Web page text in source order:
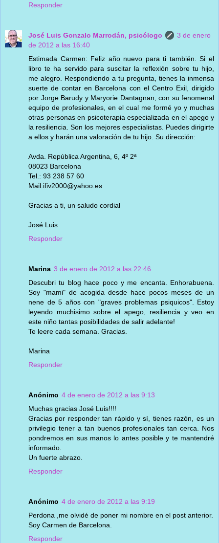
Responder
José Luis Gonzalo Marrodán, psicólogo
3 de enero
de 2012 a las 16:40
Estimada Carmen: Feliz año nuevo para ti también. Si el
libro te ha servido para suscitar la reflexión sobre tu hijo,
me alegro. Respondiendo a tu pregunta, tienes la inmensa
suerte de contar en Barcelona con el Centro Exil, dirigido
por Jorge Barudy y Maryorie Dantagnan, con su fenomenal
equipo de profesionales, en el cual me formé yo y muchas
otras personas en psicoterapia especializada en el apego y
la resiliencia. Son los mejores especialistas. Puedes dirigirte
a ellos y harán una valoración de tu hijo. Su dirección:
Avda. República Argentina, 6, 4º 2ª
08023 Barcelona
Tel.: 93 238 57 60
Mail:ifiv2000@yahoo.es
Gracias a ti, un saludo cordial
José Luis
Responder
Marina 3 de enero de 2012 a las 22:46
Descubri tu blog hace poco y me encanta. Enhorabuena.
Soy "mami" de acogida desde hace pocos meses de un
nene de 5 años con "graves problemas psiquicos". Estoy
leyendo muchisimo sobre el apego, resiliencia..y veo en
este niño tantas posibilidades de salir adelante!
Te leere cada semana. Gracias.
Marina
Responder
Anónimo 4 de enero de 2012 a las 9:13
Muchas gracias José Luis!!!!
Gracias por responder tan rápido y sí, tienes razón, es un
privilegio tener a tan buenos profesionales tan cerca. Nos
pondremos en sus manos lo antes posible y te mantendré
informado.
Un fuerte abrazo.
Responder
Anónimo 4 de enero de 2012 a las 9:19
Perdona ,me olvidé de poner mi nombre en el post anterior.
Soy Carmen de Barcelona.
Responder